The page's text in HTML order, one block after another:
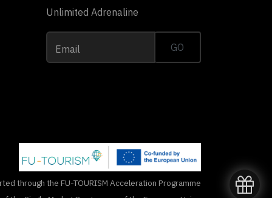
Unlimited Adrenaline
Email GO
through the FU-TOURISM Acceleration Programme